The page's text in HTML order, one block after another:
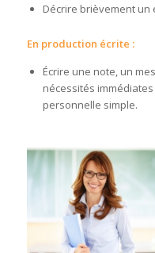
Décrire brièvement un
En production écrite :
Écrire une note, un
nécessités
personnelle simple.